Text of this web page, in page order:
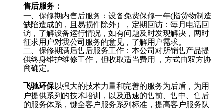
售后服务：
一、保修期内售后服务：设备免费保修一年(指货物制造
缺陷造成的，且易损件除外），定期回访：毎月电话回
访，了解设备运行情况，如有问题及时发现解决，两时
征求用户对我公司服务的意见，了解用户需求。
二、保修期满后售后服务工作：本公司对所销售产品提
供终身维护维修工作，但收取适当费用 ，方式由双方协
商确定。
飞驰环保以强大的技术力量和完善的服务为后盾，为用
户提供系列的技术培训，以及迅速的售前、售中、售后
的服务体系，键全客户服务系列标准，提高客户服务队